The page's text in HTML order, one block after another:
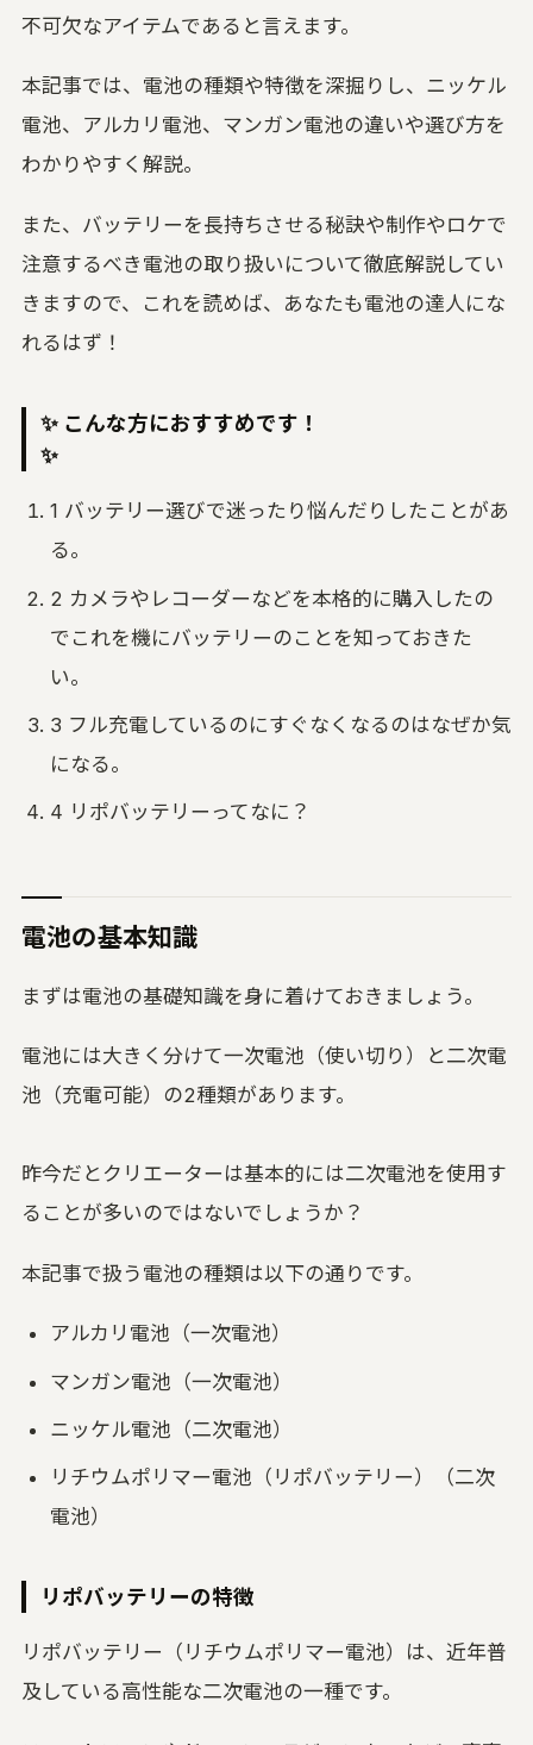
不可欠なアイテムであると言えます。
本記事では、電池の種類や特徴を深掘りし、ニッケル
電池、アルカリ電池、マンガン電池の違いや選び方を
わかりやすく解説。
また、バッテリーを長持ちさせる秘訣や制作やロケで
注意するべき電池の取り扱いについて徹底解説してい
きますので、これを読めば、あなたも電池の達人にな
れるはず！
✨ こんな方におすすめです！
✨
1 バッテリー選びで迷ったり悩んだりしたことがあ
る。
2 カメラやレコーダーなどを本格的に購入したの
でこれを機にバッテリーのことを知っておきた
い。
3 フル充電しているのにすぐなくなるのはなぜか気
になる。
4 リポバッテリーってなに？
電池の基本知識
まずは電池の基礎知識を身に着けておきましょう。
電池には大きく分けて一次電池（使い切り）と二次電
池（充電可能）の2種類があります。
昨今だとクリエーターは基本的には二次電池を使用す
ることが多いのではないでしょうか？
本記事で扱う電池の種類は以下の通りです。
アルカリ電池（一次電池）
マンガン電池（一次電池）
ニッケル電池（二次電池）
リチウムポリマー電池（リポバッテリー）（二次
電池）
リポバッテリーの特徴
リポバッテリー（リチウムポリマー電池）は、近年普
及している高性能な二次電池の一種です。